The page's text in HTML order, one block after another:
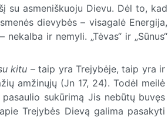
su asmeniškuoju Dievu. Dėl to, kad
dievybės – visagalė Energija,
nekalba ir nemyli. „Tėvas“ ir „Sūnus“
kitu – taip yra Trejybėje, taip yra ir
amžinųjų (Jn 17, 24). Todėl meilė
sukūrimą Jis nebūtų buvęs
Trejybės Dievą galima pasakyti